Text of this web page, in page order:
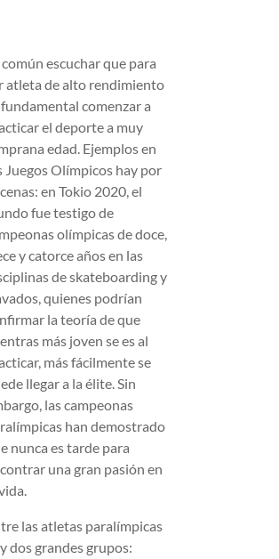
común escuchar que para
atleta de alto rendimiento
comenzar a
el deporte a muy
edad. Ejemplos en
Juegos Olímpicos hay por
en Tokio 2020, el
fue testigo de
olímpicas de doce,
y catorce años en las
de skateboarding y
quienes podrían
la teoría de que
más joven se es al
más fácilmente se
llegar a la élite. Sin
las campeonas
han demostrado
nunca es tarde para
una gran pasión en
las atletas paralímpicas
dos grandes grupos: